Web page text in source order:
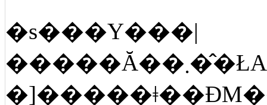
�s���Y���|